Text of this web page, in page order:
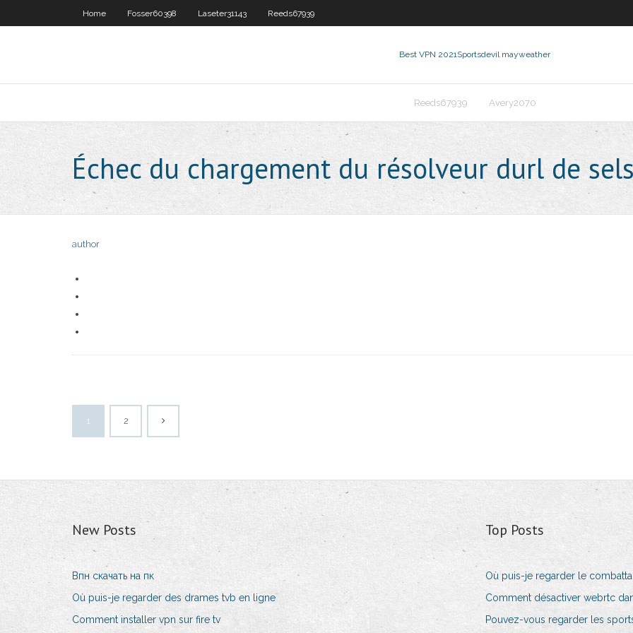
Home Fosser60398 Laseter31143 Reeds67939
Best VPN 2021Sportsdevil mayweather
Reeds67939 Avery2070
Échec du chargement du résolveur durl de
author
1 2
New Posts
Впн скачать на пк
Où puis-je regarder des drames tvb en ligne
Comment installer vpn sur fire tv
Top Posts
Où puis-je regarder le
Comment désactiver webrtc
Pouvez-vous regarder les